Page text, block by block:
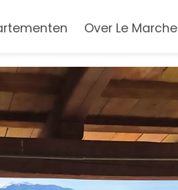
Over Le Marche